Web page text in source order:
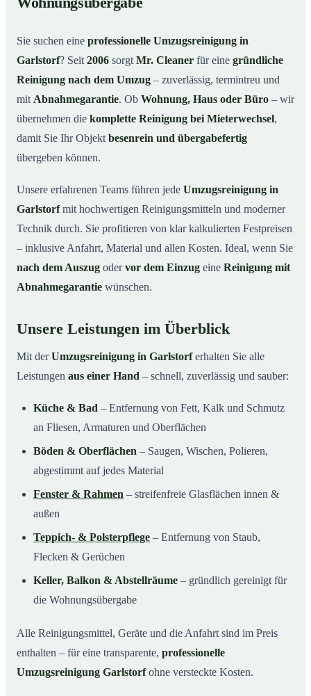
04So funktioniert’s
Typische Anlässe für eine Umzugsreinigung
07Jetzt Angebot anfordern
08So läuft eine Umzugsreinigung in Garlstorf
Sie suchen eine professionelle Umzugsreinigung in
Garlstorf? Seit 2006 sorgt Mr. Cleaner für eine gründliche
Reinigung nach dem Umzug – zuverlässig, termintreu und
mit Abnahmegarantie. Ob Wohnung, Haus oder Büro – wir
übernehmen die komplette Reinigung bei Mieterwechsel,
damit Sie Ihr Objekt besenrein und übergabefertig
übergeben können.
Unsere erfahrenen Teams führen jede Umzugsreinigung in
Garlstorfmit hochwertigen Reinigungsmitteln und moderner
Technik durch. Sie profitieren von klar kalkulierten Festpreisen
– inklusive Anfahrt, Material und allen Kosten. Ideal, wenn Sie
nach dem Auszug odervor dem Einzug eine Reinigung mit
Abnahmegarantie wünschen.
Unsere Leistungen im Überblick
Mit derUmzugsreinigung in Garlstorferhalten Sie alle
Leistungen aus einer Hand – schnell, zuverlässig und sauber:
Küche & Bad – Entfernung von Fett, Kalk und Schmutz
an Fliesen, Armaturen und Oberflächen
Böden & Oberflächen – Saugen, Wischen, Polieren,
abgestimmt auf jedes Material
Fenster & Rahmen – streifenfreie Glasflächen innen &
außen
Teppich- & Polsterpflege – Entfernung von Staub,
Flecken & Gerüchen
Keller, Balkon & Abstellräume – gründlich gereinigt für
die Wohnungsübergabe
Alle Reinigungsmittel, Geräte und die Anfahrt sind im Preis
enthalten – für eine transparente, professionelle
Umzugsreinigung Garlstorfohne versteckte Kosten.